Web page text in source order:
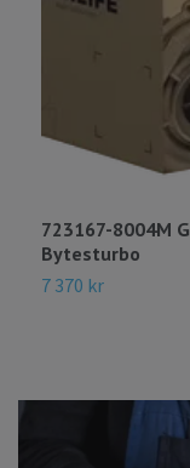
723167-8004M
Bytesturbo
7 370 kr